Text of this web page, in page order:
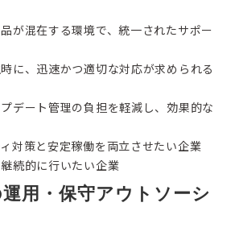
が混在する環境で、統一されたサポー
に、迅速かつ適切な対応が求められる
デート管理の負担を軽減し、効果的な
対策と安定稼働を両立させたい企業
続的に行いたい企業
用・保守アウトソーシ